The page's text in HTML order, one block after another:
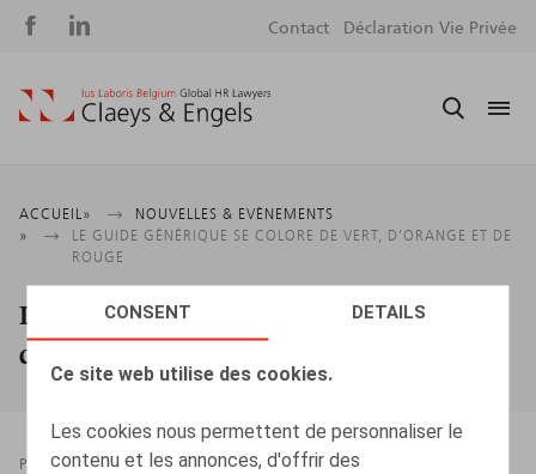
CONSENT DETAILS
Ce site web utilise des cookies.
Les cookies nous permettent de personnaliser le
contenu et les annonces, d'offrir des
Social
Contact Déclaration Vie Privée
Fil
d'Ariane
ACCUEIL
NOUVELLES & EVÈNEMENTS
LE GUIDE GÉNÉRIQUE SE COLORE DE VERT, D’ORANGE ET DE
ROUGE
Le Guide générique se colore de vert,
d’orange et de rouge
PRESSROOM 08.04.2022